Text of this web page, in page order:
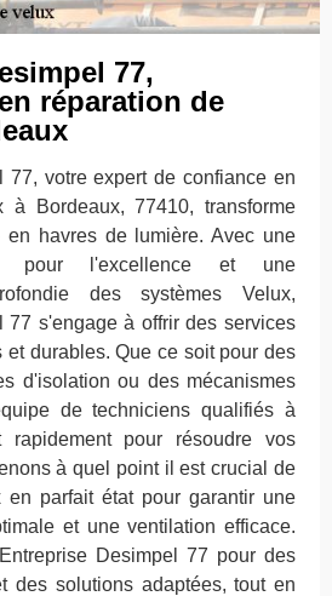
77,
réparation de
77, votre expert de confiance en
à Bordeaux, 77410, transforme
havres de lumière. Avec une
pour l'excellence et une
des systèmes Velux,
77 s'engage à offrir des services
et durables. Que ce soit pour des
d'isolation ou des mécanismes
de techniciens qualifiés à
rapidement pour résoudre vos
à quel point il est crucial de
en parfait état pour garantir une
et une ventilation efficace.
Desimpel 77 pour des
des solutions adaptées, tout en